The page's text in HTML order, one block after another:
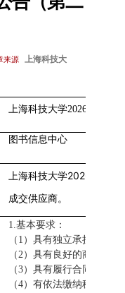
来源
上海科技大
上海科技大学2026年中文
图书信息中心
上海科技大学2026
成交供应商。
1.基本要求：
（ 1 ）具有独立承担民事责
（2）具有良好的商业信
（3）具有履行合同所必需
（4）有依法缴纳税收和